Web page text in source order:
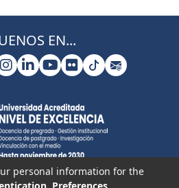
EN...
personal information for the